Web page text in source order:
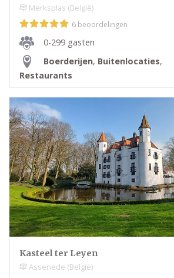
Merksplas (België)
6 beoordelingen
0-299 gasten
Boerderijen, Buitenlocaties,
Restaurants
Kasteel ter Leyen
Assenede (België)